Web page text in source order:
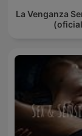
La Venganza